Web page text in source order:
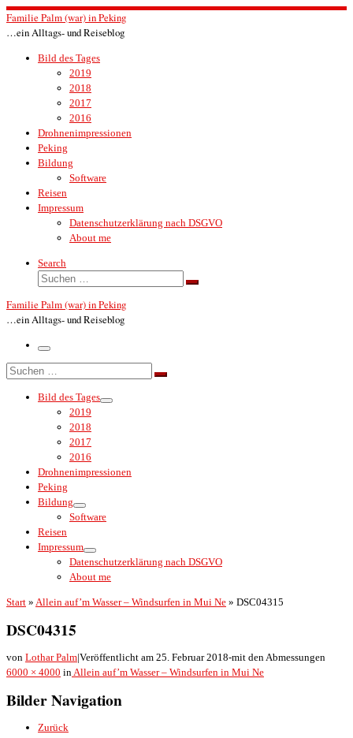
Zum
Inhalt
Familie Palm (war) in Peking
…ein Alltags- und Reiseblog
Bild des Tages
2019
2018
2017
2016
Drohnenimpressionen
Peking
Bildung
Software
Reisen
Impressum
Datenschutzerklärung nach DSGVO
About me
Search
Suche
Suchen …
Familie Palm (war) in Peking
…ein Alltags- und Reiseblog
Menü
Suche
Suchen …
Bild des Tages
2019
2018
2017
2016
Drohnenimpressionen
Peking
Bildung
Software
Reisen
Impressum
Datenschutzerklärung nach DSGVO
About me
Start » Allein auf’m Wasser – Windsurfen in Mui Ne » DSC04315
DSC04315
von Lothar Palm|Veröffentlicht am 25. Februar 2018-mit den Abmessungen
6000 × 4000 in Allein auf’m Wasser – Windsurfen in Mui Ne
Bilder Navigation
Zurück